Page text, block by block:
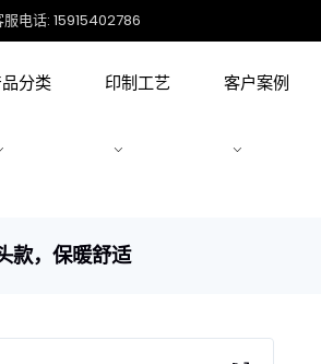
服电话: 15915402786
分类 印制工艺 客户案例
款，保暖舒适